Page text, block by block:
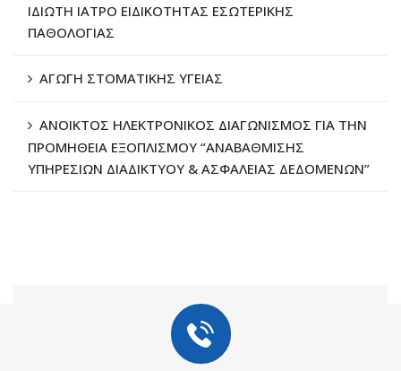
ΙΔΙΩΤΗ ΙΑΤΡΟ ΕΙΔΙΚΟΤΗΤΑΣ ΕΣΩΤΕΡΙΚΗΣ
ΠΑΘΟΛΟΓΙΑΣ
ΑΓΩΓΗ ΣΤΟΜΑΤΙΚΗΣ ΥΓΕΙΑΣ
ΑΝΟΙΚΤΟΣ ΗΛΕΚΤΡΟΝΙΚΟΣ ΔΙΑΓΩΝΙΣΜΟΣ ΓΙΑ ΤΗΝ
ΠΡΟΜΗΘΕΙΑ ΕΞΟΠΛΙΣΜΟΥ “ΑΝΑΒΑΘΜΙΣΗΣ
ΥΠΗΡΕΣΙΩΝ ΔΙΑΔΙΚΤΥΟΥ & ΑΣΦΑΛΕΙΑΣ ΔΕΔΟΜΕΝΩΝ”